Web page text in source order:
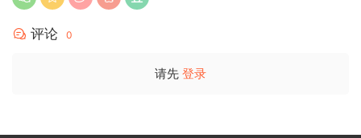
评论 0
请先 登录